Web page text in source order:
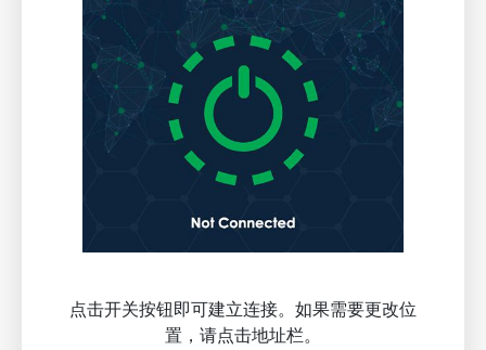
点击开关按钮即可建立连接。如果需要更改位
置，请点击地址栏。